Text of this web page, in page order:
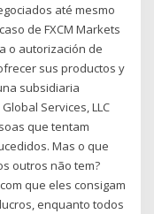
até mesmo
de FXCM Markets
o autorización de
sus productos y
subsidiaria
Services, LLC
que tentam
Mas o que
outros não tem?
que eles consigam
enquanto todos